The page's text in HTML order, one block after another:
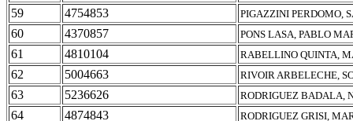
59 4754853 PIGAZZINI PERDOMO,
60 4370857 PONS LASA, PABLO
61 4810104 RABELLINO QUINTA,
62 5004663 RIVOIR ARBELECHE,
63 5236626 RODRIGUEZ BADALA,
64 4874843 RODRIGUEZ GRISI,